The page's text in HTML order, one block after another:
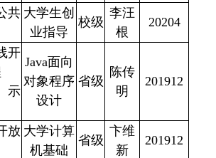
共 大学生创
业指导
校级
李汪
根
20204
开
示
Java面向
对象程序
设计
省级
陈传
明
201912
放 大学计算
机基础
省级
卞维
新
201912